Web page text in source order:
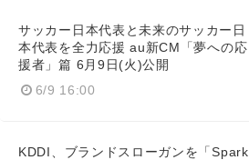
サッカー日本代表と未来のサッカー日
本代表を全力応援 au新CM「夢への応
援者」篇 6月9日(火)公開
6/9 16:00
KDDI、ブランドスローガンを「Spark
English